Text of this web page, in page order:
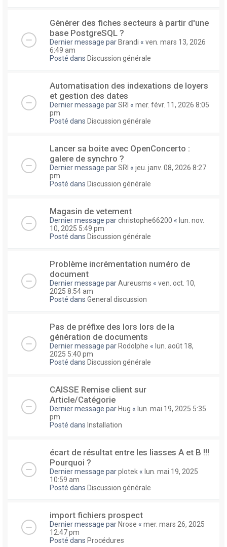
Générer des fiches secteurs à partir d'une
base PostgreSQL ?
Dernier message par Brandi « ven. mars 13, 2026
6:49 am
Posté dans Discussion générale
Automatisation des indexations de loyers
et gestion des dates
Dernier message parSRI « mer. févr. 11, 2026 8:05
pm
Posté dans Discussion générale
Lancer sa boite avec OpenConcerto :
galere de synchro ?
Dernier message parSRI « jeu. janv. 08, 2026 8:27
pm
Posté dans Discussion générale
Magasin de vetement
Dernier message parchristophe66200 « lun. nov.
10, 2025 5:49 pm
Posté dans Discussion générale
Problème incrémentation numéro de
document
Dernier message parAureusms « ven. oct. 10,
2025 8:54 am
Posté dans General discussion
Pas de préfixe des lors lors de la
génération de documents
Dernier message par Rodolphe « lun. août 18,
2025 5:40 pm
Posté dans Discussion générale
CAISSE Remise client sur
Article/Catégorie
Dernier message par Hug « lun. mai 19, 2025 5:35
pm
Posté dans Installation
écart de résultat entre les liasses A et B !!!
Pourquoi ?
Dernier message parplotek « lun. mai 19, 2025
10:59 am
Posté dans Discussion générale
import fichiers prospect
Dernier message par Nrose « mer. mars 26, 2025
12:47 pm
Posté dans Procédures